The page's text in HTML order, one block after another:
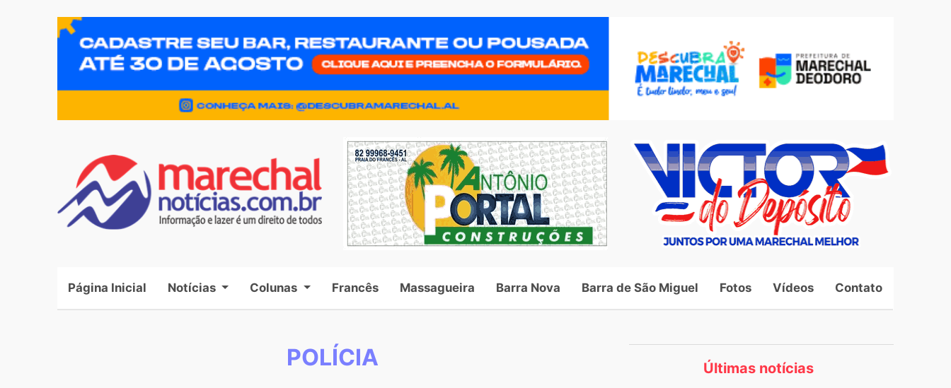
Página Inicial (current)
Notícias Colunas Francês Massagueira Barra Nova Barra de São Miguel Fotos Vídeos Contato
POLÍCIA Últimas notícias